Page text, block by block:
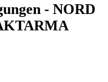
- NORD